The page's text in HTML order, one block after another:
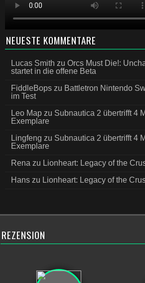
NEUESTE KOMMENTARE
Lucas Smith zu Orcs Must Die!:
startet in die offene Beta
FiddleBops zu Battletron Nintendo
im Test
Leo Map zu Subnautica 2 übertrifft 4
Exemplare
Lingfeng zu Subnautica 2 übertrifft 4
Exemplare
Rena zu Lionheart: Legacy of the
Hans zu Lionheart: Legacy of the
REZENSION